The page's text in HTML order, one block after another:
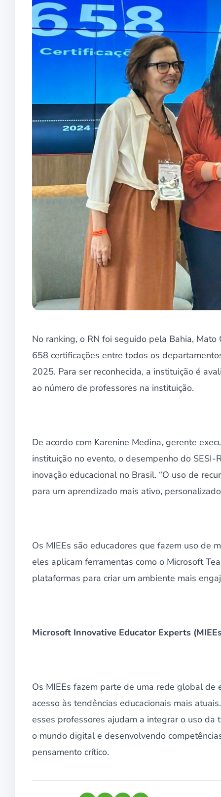
No ranking, o RN foi seguido pela Bahia,
658 certificações entre todos os
2025. Para ser reconhecida, a instituição é
ao número de professores na instituição.
De acordo com Karenine Medina, gerente
instituição no evento, o desempenho do
inovação educacional no Brasil. “O uso de
para um aprendizado mais ativo,
Os MIEEs são educadores que fazem uso de
eles aplicam ferramentas como o Microsoft
plataformas para criar um ambiente mais
Microsoft Innovative Educator Experts
Os MIEEs fazem parte de uma rede global
acesso às tendências educacionais mais
esses professores ajudam a integrar o uso da
o mundo digital e desenvolvendo
pensamento crítico.